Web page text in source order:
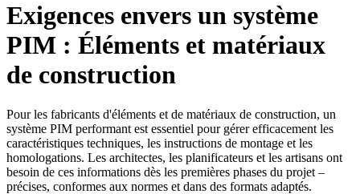
Exigences envers un système
PIM : Éléments et matériaux
de construction
Pour les fabricants d'éléments et de matériaux de construction, un
système PIM performant est essentiel pour gérer efficacement les
caractéristiques techniques, les instructions de montage et les
homologations. Les architectes, les planificateurs et les artisans ont
besoin de ces informations dès les premières phases du projet –
précises, conformes aux normes et dans des formats adaptés.